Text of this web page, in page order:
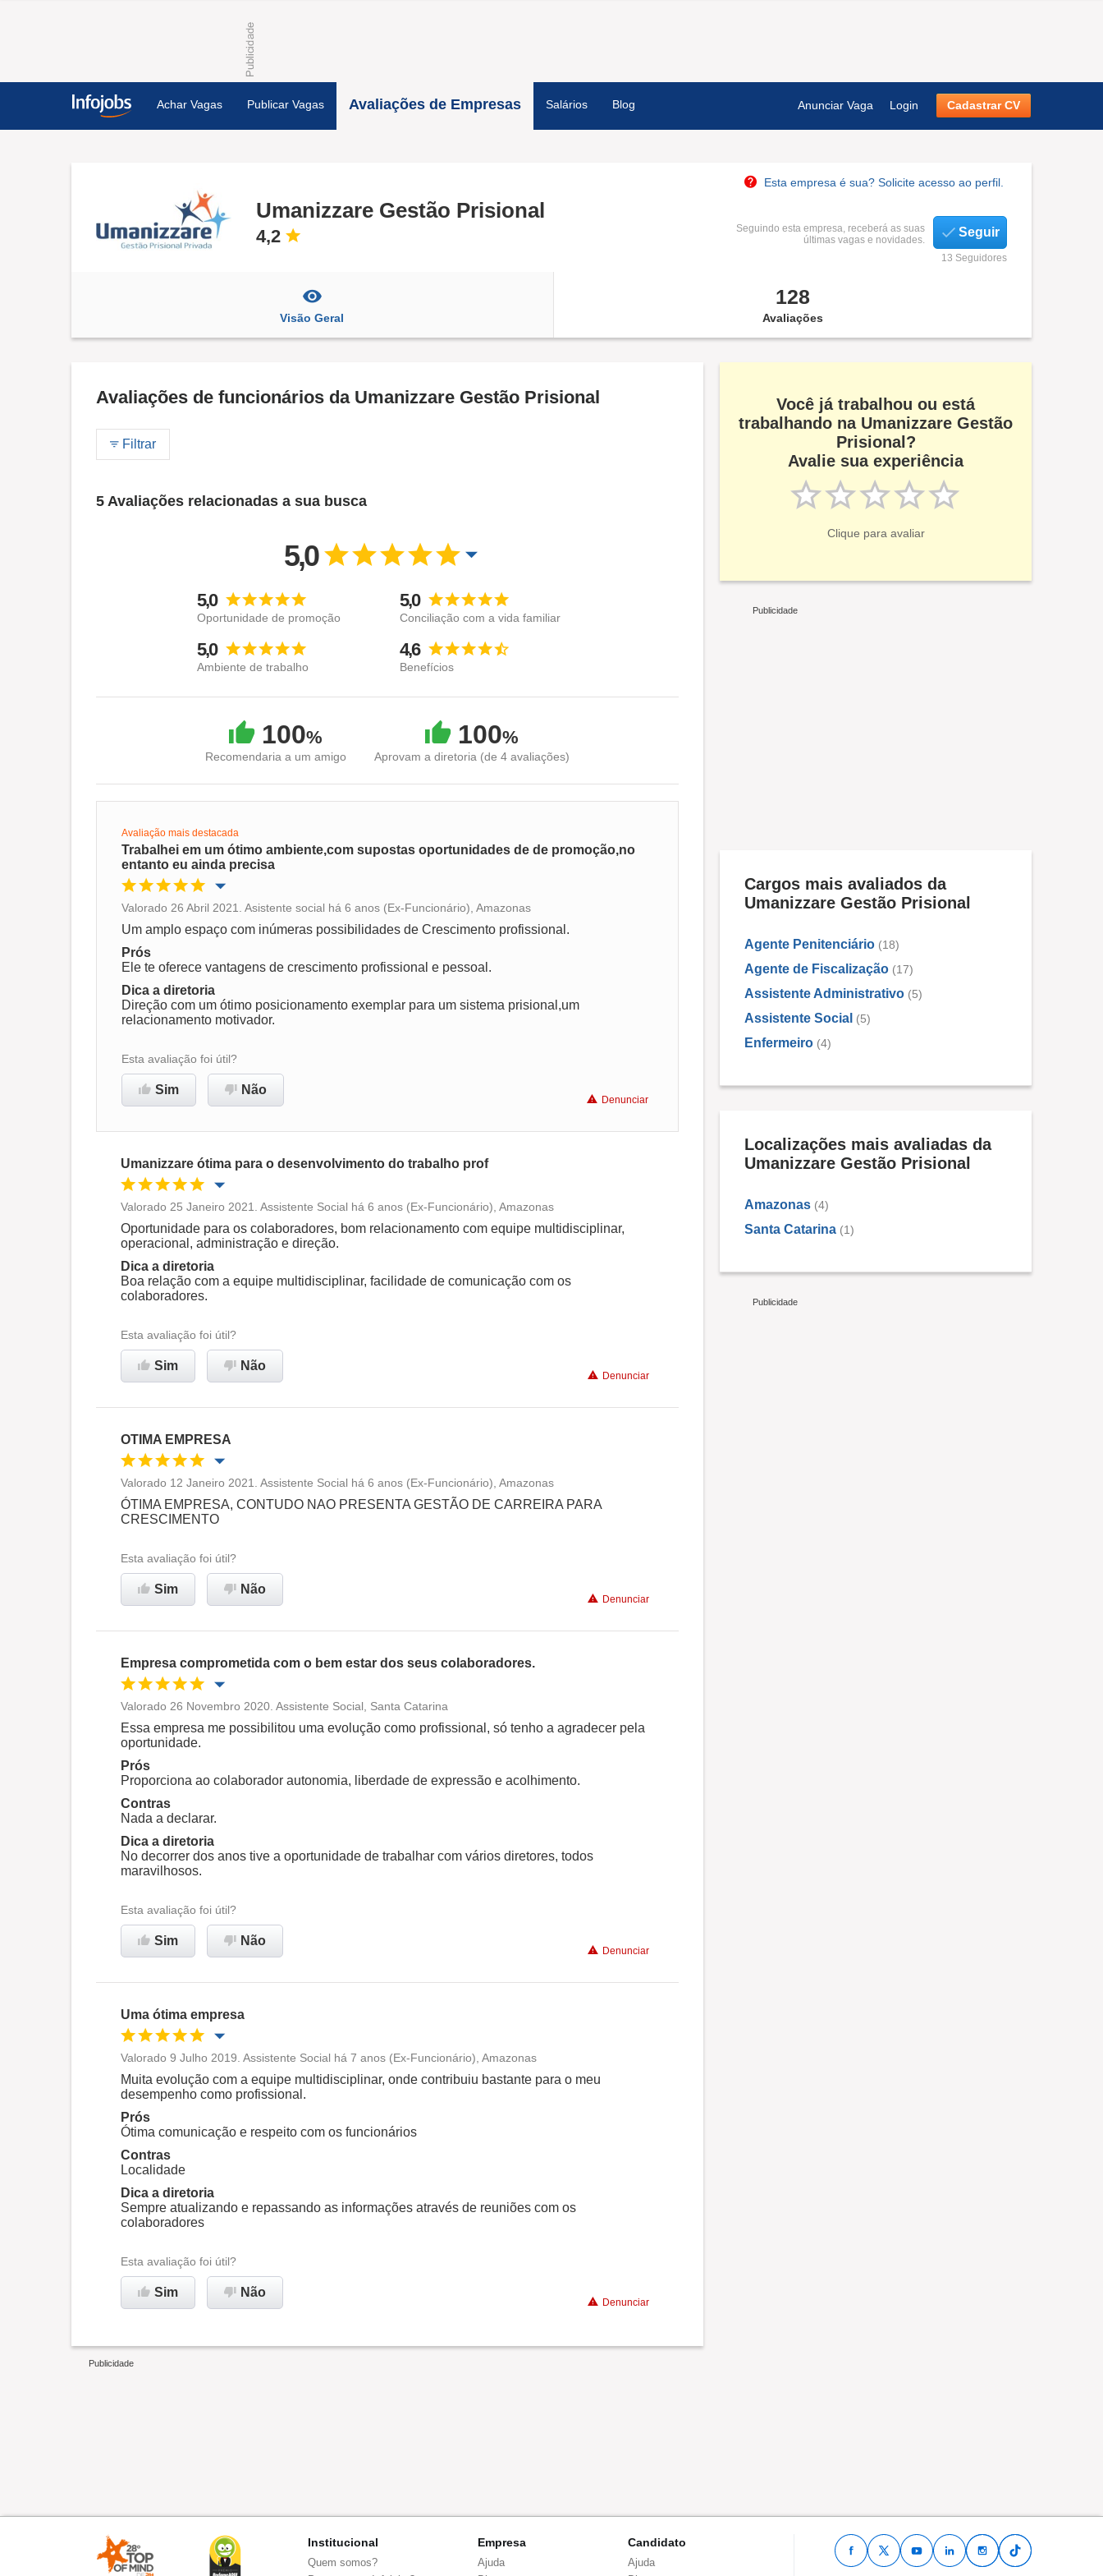
Achar Vagas Publicar Vagas Avaliações de Empresas Salários Blog Anunciar Vaga Login Cadastrar CV
Esta empresa é sua? Solicite acesso ao perfil.
Umanizzare Gestão Prisional
4,2
Seguindo esta empresa, receberá as suas
últimas vagas e novidades.
Seguir
13 Seguidores
Visão Geral
128
Avaliações
Avaliações de funcionários da Umanizzare Gestão Prisional
Filtrar
5 Avaliações relacionadas a sua busca
5,0
5,0
Oportunidade de promoção
5,0
Conciliação com a vida familiar
5,0
Ambiente de trabalho
4,6
Benefícios
100%
Recomendaria a um amigo
100%
Aprovam a diretoria (de 4 avaliações)
Avaliação mais destacada
Trabalhei em um ótimo ambiente,com supostas oportunidades de de promoção,no
entanto eu ainda precisa
Oportunidade de promoção
Ambiente de trabalho
Conciliação com a vida familiar
Benefícios
Recomenda esta empresa Recomenda a diretoria
Valorado 26 Abril 2021. Asistente social há 6 anos (Ex-Funcionário), Amazonas
Um amplo espaço com inúmeras possibilidades de Crescimento profissional.
Prós
Ele te oferece vantagens de crescimento profissional e pessoal.
Dica a diretoria
Direção com um ótimo posicionamento exemplar para um sistema prisional,um
relacionamento motivador.
Esta avaliação foi útil?
Sim Não
Denunciar
Umanizzare ótima para o desenvolvimento do trabalho prof
Oportunidade de promoção
Ambiente de trabalho
Conciliação com a vida familiar
Valorado 25 Janeiro 2021. Assistente Social há 6 anos (Ex-Funcionário), Amazonas
Oportunidade para os colaboradores, bom relacionamento com equipe multidisciplinar,
operacional, administração e direção.
Dica a diretoria
Boa relação com a equipe multidisciplinar, facilidade de comunicação com os
colaboradores.
Esta avaliação foi útil?
Sim Não
Denunciar
OTIMA EMPRESA
Oportunidade de promoção Conciliação com a vida familiar
Recomenda esta empresa
Valorado 12 Janeiro 2021. Assistente Social há 6 anos (Ex-Funcionário), Amazonas
ÓTIMA EMPRESA, CONTUDO NAO PRESENTA GESTÃO DE CARREIRA PARA
CRESCIMENTO
Esta avaliação foi útil?
Sim Não
Denunciar
Empresa comprometida com o bem estar dos seus colaboradores.
Oportunidade de promoção
Ambiente de trabalho
Conciliação com a vida familiar
Recomenda esta empresa
Valorado 26 Novembro 2020. Assistente Social, Santa Catarina
Essa empresa me possibilitou uma evolução como profissional, só tenho a agradecer pela
oportunidade.
Prós
Proporciona ao colaborador autonomia, liberdade de expressão e acolhimento.
Contras
Nada a declarar.
Dica a diretoria
No decorrer dos anos tive a oportunidade de trabalhar com vários diretores, todos
maravilhosos.
Esta avaliação foi útil?
Sim Não
Denunciar
Uma ótima empresa
Oportunidade de promoção
Ambiente de trabalho
Conciliação com a vida familiar
Recomenda esta empresa
Valorado 9 Julho 2019. Assistente Social há 7 anos (Ex-Funcionário), Amazonas
Muita evolução com a equipe multidisciplinar, onde contribuiu bastante para o meu
desempenho como profissional.
Prós
Ótima comunicação e respeito com os funcionários
Contras
Localidade
Dica a diretoria
Sempre atualizando e repassando as informações através de reuniões com os
colaboradores
Esta avaliação foi útil?
Sim Não
Denunciar
Você já trabalhou ou está
trabalhando na Umanizzare Gestão
Prisional?
Avalie sua experiência
Clique para avaliar
Cargos mais avaliados da
Umanizzare Gestão Prisional
Agente Penitenciário (18)
Agente de Fiscalização (17)
Assistente Administrativo (5)
Assistente Social (5)
Enfermeiro (4)
Localizações mais avaliadas da
Umanizzare Gestão Prisional
Amazonas (4)
Santa Catarina (1)
Institucional
Quem somos?
Empresa
Ajuda
Candidato
Ajuda